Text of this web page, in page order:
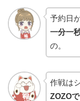
予約日
一分一
の。
作戦は
ZOZO